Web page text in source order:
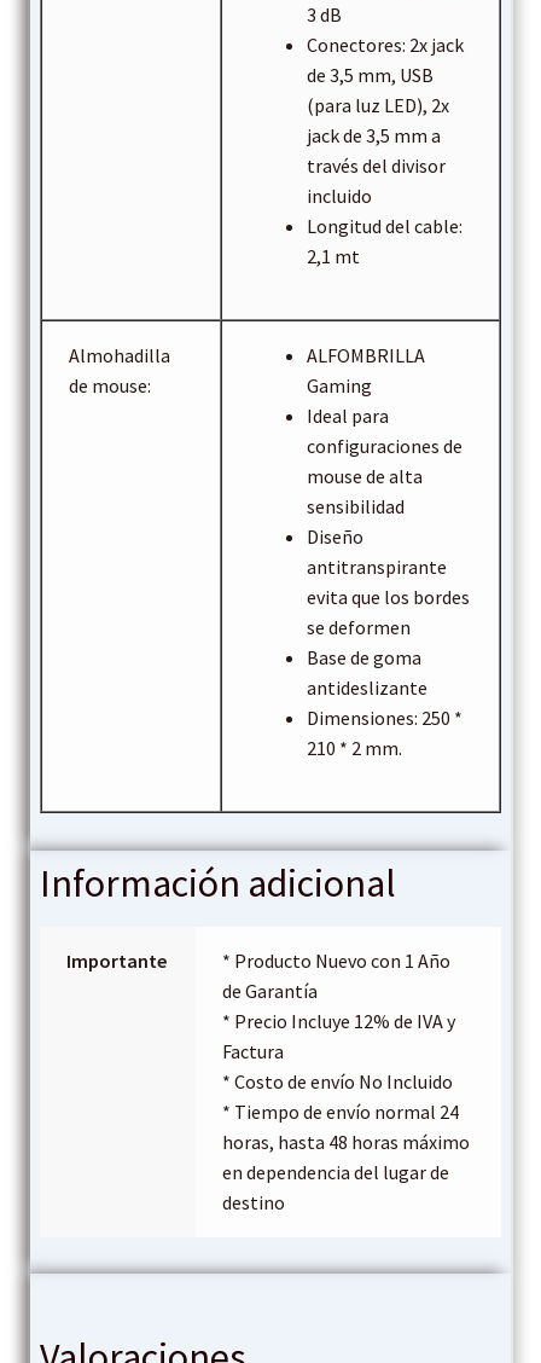
3 dB
Conectores: 2x jack
de 3,5 mm, USB
(para luz LED), 2x
jack de 3,5 mm a
través del divisor
incluido
Longitud del cable:
2,1 mt
Almohadilla
de mouse:
ALFOMBRILLA
Gaming
Ideal para
configuraciones de
mouse de alta
sensibilidad
Diseño
antitranspirante
evita que los bordes
se deformen
Base de goma
antideslizante
Dimensiones: 250 *
210 * 2 mm.
Información adicional
Importante
* Producto Nuevo con 1 Año
de Garantía
* Precio Incluye 12% de IVA y
Factura
* Costo de envío No Incluido
* Tiempo de envío normal 24
horas, hasta 48 horas máximo
en dependencia del lugar de
destino